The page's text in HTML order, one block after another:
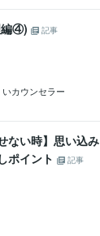
編④)
記事
カウンセラー
ない時】思い込み
ポイント
記事